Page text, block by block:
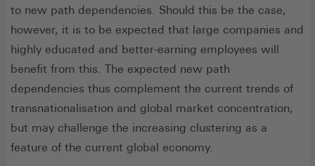
to new path dependencies. Should this be the case,
however, it is to be expected that large companies and
highly educated and better-earning employees will
benefit from this. The expected new path
dependencies thus complement the current trends of
transnationalisation and global market concentration,
but may challenge the increasing clustering as a
feature of the current global economy.